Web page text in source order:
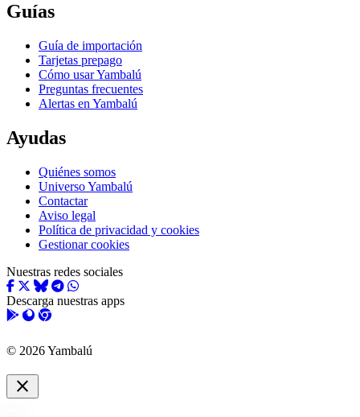
Guías
Guía de importación
Tarjetas prepago
Cómo usar Yambalú
Preguntas frecuentes
Alertas en Yambalú
Ayudas
Quiénes somos
Universo Yambalú
Contactar
Aviso legal
Política de privacidad y cookies
Gestionar cookies
Nuestras redes sociales
Descarga nuestras apps
© 2026 Yambalú
close